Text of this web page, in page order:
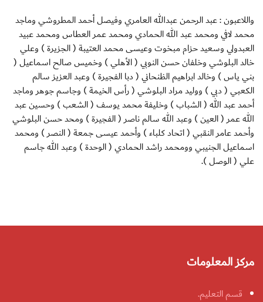
واللاعبون : عبد الرحمن عبدالله العامري وفيصل أحمد المطروشي وماجد
محمد لافي ومحمد عبد الله الحمادي ومحمد عمر العطاس ومحمد عبيد
العبدولي وسعيد حزام مبخوت وعيسى محمد العتيبة ( الجزيرة ) وعلي
خالد البلوشي وخلفان حسن النوبي ( الأهلي ) وخميس صالح اسماعيل (
بني ياس ) وخالد ابراهيم الظنحاني ( دبا الفجيرة ) وعبد العزيز سالم
الكعبي ( دبي ) ووليد مراد البلوشي ( رأس الخيمة ) وجاسم جوهر وماجد
أحمد عبد الله ( الشباب ) وخليفة محمد يوسف ( الشعب ) وحسين عبد
الله عمر ( العين ) وعبد الله سالم ناصر ( الفجيرة ) ومحد حسن البلوشي
وأحمد عامر النقبي ( اتحاد كلباء ) وأحمد عيسى جمعة ( النصر ) ومحمد
اسماعيل الجنيبي وومحمد راشد الحمادي ( الوحدة ) وعبد الله جاسم
علي ( الوصل ).
مركز المعلومات
قسم التعليم.